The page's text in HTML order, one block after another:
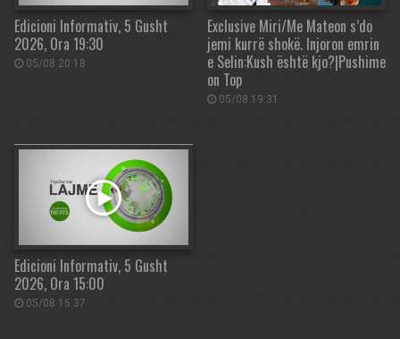
Edicioni Informativ, 5 Gusht
2026, Ora 19:30
05/08 20:18
Exclusive Miri/Me Mateon s’do
jemi kurrë shokë. Injoron emrin
e Selin:Kush është kjo?|Pushime
on Top
05/08 19:31
Edicioni Informativ, 5 Gusht
2026, Ora 15:00
05/08 15:37